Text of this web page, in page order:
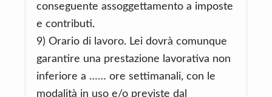
conseguente assoggettamento a imposte
e contributi.
9) Orario di lavoro. Lei dovrà comunque
garantire una prestazione lavorativa non
inferiore a …… ore settimanali, con le
modalità in uso e/o previste dal